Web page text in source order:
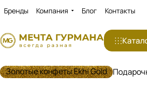
Бренды Компания Блог Контакты
Золотые конфеты Ekhi Gold